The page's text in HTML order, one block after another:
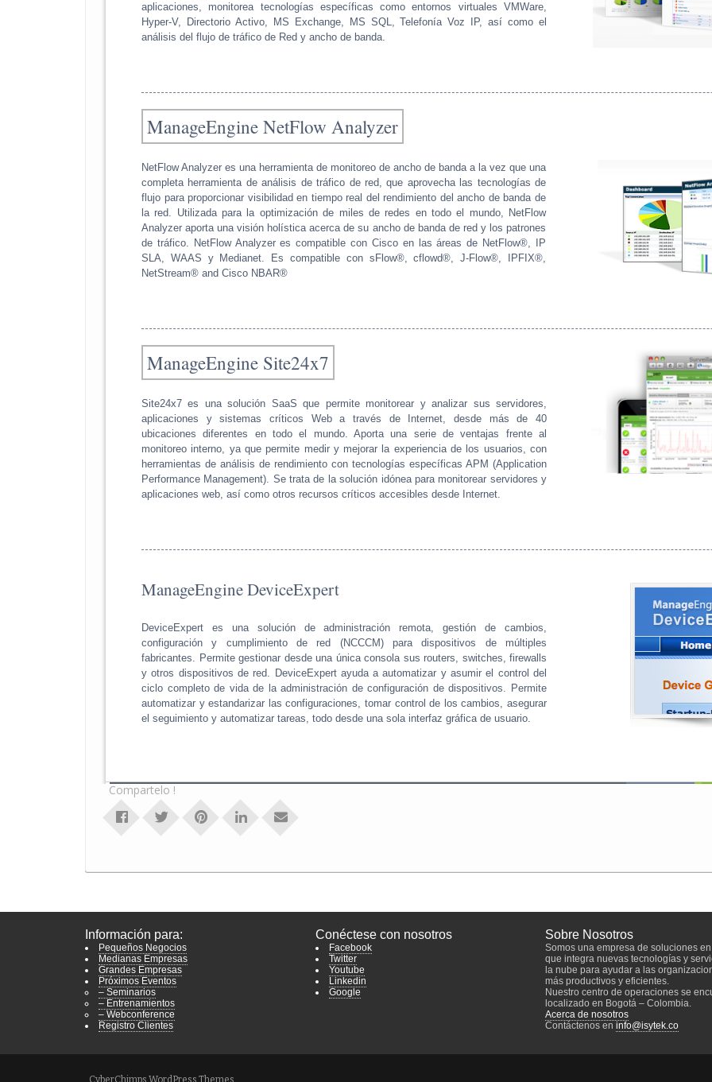
aplicaciones, monitorea tecnologías específicas como entornos virtuales VMWare,
Hyper-V, Directorio Activo, MS Exchange, MS SQL, Telefonía Voz IP, así como el
análisis del flujo de tráfico de Red y ancho de banda.
ManageEngine NetFlow Analyzer
NetFlow Analyzer es una herramienta de monitoreo de ancho de banda a la vez que una
completa herramienta de análisis de tráfico de red, que aprovecha las tecnologías de
flujo para proporcionar visibilidad en tiempo real del rendimiento del ancho de banda de
la red. Utilizada para la optimización de miles de redes en todo el mundo, NetFlow
Analyzer aporta una visión holística acerca de su ancho de banda de red y los patrones
de tráfico. NetFlow Analyzer es compatible con Cisco en las áreas de NetFlow®, IP
SLA, WAAS y Medianet. Es compatible con sFlow®, cflowd®, J-Flow®, IPFIX®,
NetStream® and Cisco NBAR®
ManageEngine Site24x7
Site24x7 es una solución SaaS que permite monitorear y analizar sus servidores,
aplicaciones y sistemas críticos Web a través de Internet, desde más de 40
ubicaciones diferentes en todo el mundo. Aporta una serie de ventajas frente al
monitoreo interno, ya que permite medir y mejorar la experiencia de los usuarios, con
herramientas de análisis de rendimiento con tecnologías específicas APM (Application
Performance Management). Se trata de la solución idónea para monitorear servidores y
aplicaciones web, así como otros recursos críticos accesibles desde Internet.
ManageEngine DeviceExpert
DeviceExpert es una solución de administración remota, gestión de cambios,
configuración y cumplimiento de red (NCCCM) para dispositivos de múltiples
fabricantes. Permite gestionar desde una única consola sus routers, switches, firewalls
y otros dispositivos de red. DeviceExpert ayuda a automatizar y asumir el control del
ciclo completo de vida de la administración de configuración de dispositivos. Permite
automatizar y estandarizar las configuraciones, tomar control de los cambios, asegurar
el seguimiento y automatizar tareas, todo desde una sola interfaz gráfica de usuario.
Compartelo !
Información para:
Pequeños Negocios
Medianas Empresas
Grandes Empresas
Próximos Eventos
– Seminarios
– Entrenamientos
– Webconference
Registro Clientes
Conéctese con nosotros
Facebook
Twitter
Youtube
Linkedin
Google
Sobre Nosotros
Somos una empresa de soluciones
que integra nuevas tecnologías y
la nube para ayudar a las
más productivos y eficientes.
Nuestro centro de operaciones se
localizado en Bogotá – Colombia.
Acerca de nosotros
Contáctenos eninfo@isytek.co
CyberChimps WordPress Themes